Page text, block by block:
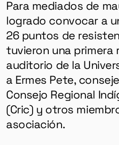
Para mediados de
logrado convocar a
26 puntos de
tuvieron una primera
auditorio de la
a Ermes Pete,
Consejo Regional
(Cric) y otros
asociación.